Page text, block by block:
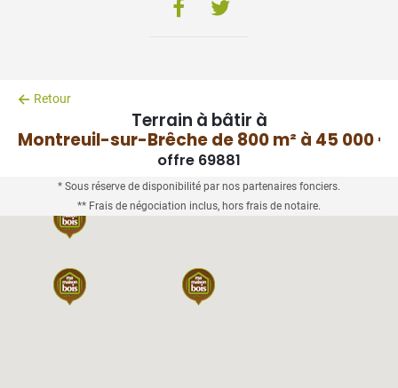
Retour
Terrain à bâtir à
Montreuil-sur-Brêche de 800 m² à 45 000 €
offre 69881
* Sous réserve de disponibilité par nos partenaires fonciers.
** Frais de négociation inclus, hors frais de notaire.